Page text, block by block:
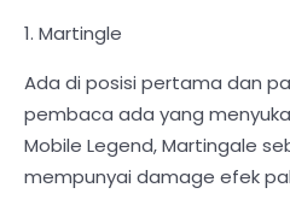
1. Martingle
Ada di posisi pertama dan
pembaca ada yang
Mobile Legend, Martingale
mempunyai damage efek